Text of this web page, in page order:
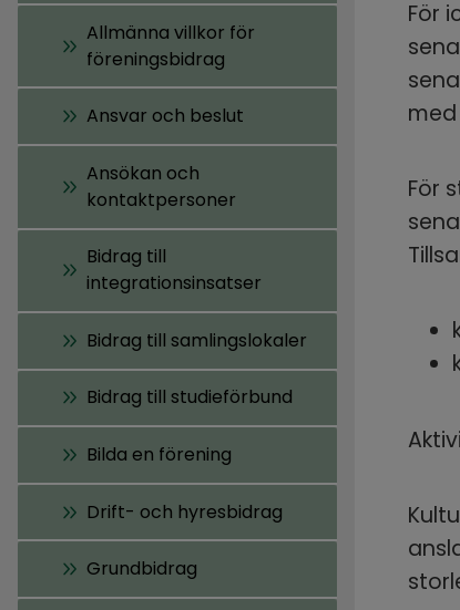
Allmänna villkor för
föreningsbidrag
Ansvar och beslut
Ansökan och
kontaktpersoner
Bidrag till
integrationsinsatser
Bidrag till samlingslokaler
Bidrag till studieförbund
Bilda en förening
Drift- och hyresbidrag
Grundbidrag
För
För